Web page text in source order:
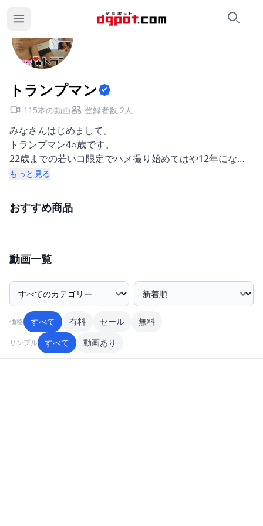
検索
トランプマンのページ
トランプマン
115本の動画 登録者数 2人
みなさんはじめまして。
トランプマン4○歳です。
22歳までの若いコ限定でハメ撮り始めてはや12年になり
ます。
なくなったコや、お小遣いが欲しいコ限定で公開していま
す。
(そのせいで病気をうつされたこともしばしばwww)
ていただいていますm(-_-)m
主な取扱商品: 地方在住の■■■ハメ撮り動画
活動地域: 関東一円
もっと見る
おすすめ商品
動画一覧
カテゴリー絞込み 並び順
価格 すべて 有料 セール 無料
サンプル すべて 動画あり